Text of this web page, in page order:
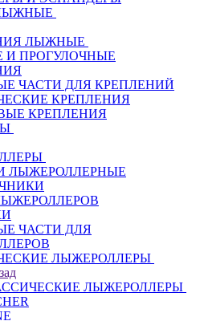
ЛЫЖНЫЕ
И ПРОГУЛОЧНЫЕ
ЧАСТИ ДЛЯ КРЕПЛЕНИЙ
КРЕПЛЕНИЯ
КРЕПЛЕНИЯ
ЛЫЖЕРОЛЛЕРНЫЕ
ЧАСТИ ДЛЯ
ЛЫЖЕРОЛЛЕРЫ
ЛЫЖЕРОЛЛЕРЫ